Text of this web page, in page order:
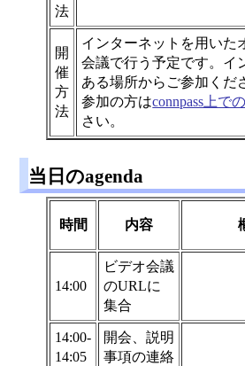
法
開
催
方
法
インターネットを用いた
会議で行う予定です。イ
ある場所からご参加くだ
参加の方はconnpass上で
さい。
当日のagenda
時間 内容
14:00
ビデオ会議
のURLに
集合
14:00-
14:05
開会、説明
事項の連絡